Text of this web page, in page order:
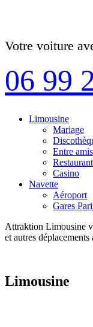
Votre voiture
06 99
Limousine
Mariage
Entre amis
Restaurant
Casino
Navette
Aéroport
Gares
Attraktion Limousine
et autres
Limousine